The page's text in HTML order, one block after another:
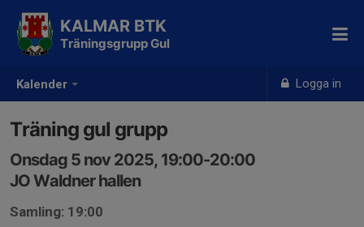
Kalender Logga in
KALMAR BTK
Träningsgrupp Gul
Träning gul grupp
Onsdag 5 nov 2025, 19:00-20:00
JO Waldner hallen
Samling: 19:00